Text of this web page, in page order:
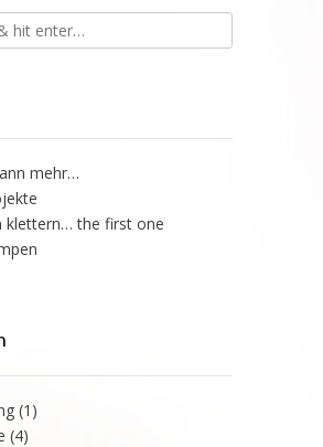
mehr…
klettern… the first one
(1)
(4)